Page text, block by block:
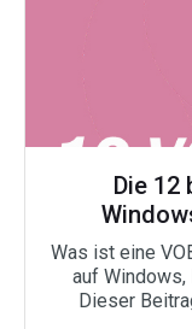
Die 12
Was ist eine
auf Windows,
Dieser